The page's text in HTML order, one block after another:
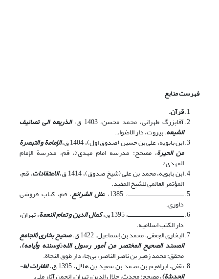
فهرست منابع
قرآن.
آقابزرگ طهرانی، محمد محسن، 1403 ق، الذریعه الی تصانیف
الشیعه، بیروت، دار الاضواء.
ابن بابویه، على بن حسین (صدوق اول)، 1404 ق، الإمامة و التبصرة
من الحیرة، مصحح: مدرسه امام مهدى%، قم، مدرسة الإمام
المهدى%.‏
ابن بابویه، محمد بن علی (شیخ صدوق)، 1414 ق، الاعتقادات‏، قم،
المؤتمر العالمی للشیخ المفید‏.
ــــــــــــــــــــــــــــــــــــــ، 1385، علل الشرائع‏، قم، کتاب فروشى
داوری.
ــــــــــــــــــــــــــــــــــــــ، 1395 ق، کمال الدین و تمام النعمة، تهران،
دار الکتب اسلامیه‏.
البخاری الجعفی، محمد بن إسماعیل، 1422 ق، صحیح بخاری (الجامع
المسند الصحیح المختصر من أمور رسول الله6وسننه وأیامه)،
محقق: محمد زهیر بن ناصر الناصر، بی‌جا، دار طوق النجاة.
ثقفى، ابراهیم بن محمد بن سعید بن هلال‏، 1395 ق، الغارات (ط-